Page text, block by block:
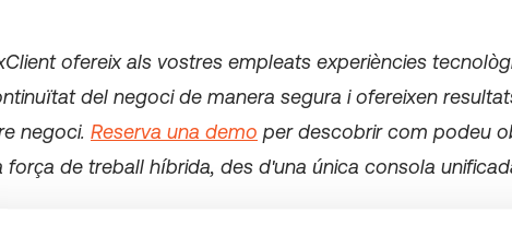
ofereix als vostres empleats experiències
del negoci de manera segura i ofereixen
negoci. Reserva una demo per descobrir com podeu
força de treball híbrida, des d'una única consola